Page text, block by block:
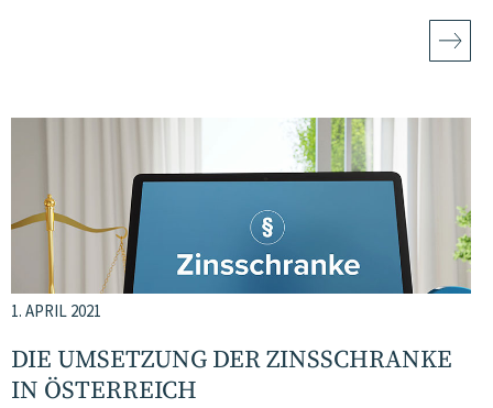
1. APRIL 2021
DIE UMSETZUNG DER ZINSSCHRANKE
IN ÖSTERREICH